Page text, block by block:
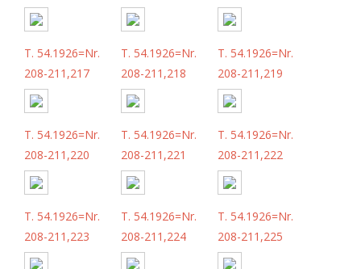
T. 54.1926=Nr.
208-211,217
T. 54.1926=Nr.
208-211,218
T. 54.1926=Nr.
208-211,219
T. 54.1926=Nr.
208-211,220
T. 54.1926=Nr.
208-211,221
T. 54.1926=Nr.
208-211,222
T. 54.1926=Nr.
208-211,223
T. 54.1926=Nr.
208-211,224
T. 54.1926=Nr.
208-211,225